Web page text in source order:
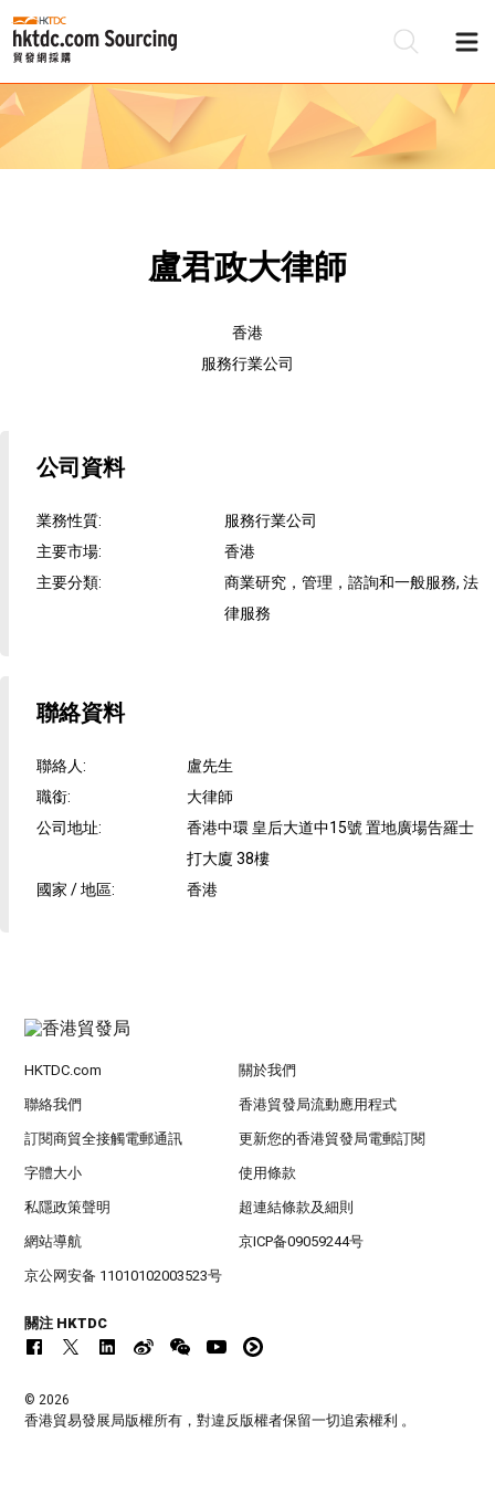
盧君政大律師
香港
服務行業公司
公司資料
業務性質:
服務行業公司
主要市場:
香港
主要分類:
商業研究，管理，諮詢和一般服務, 法
律服務
聯絡資料
聯絡人:
盧先生
職銜:
大律師
公司地址:
香港中環 皇后大道中15號 置地廣場告羅士
打大廈 38樓
國家 / 地區: 香港
HKTDC.com 關於我們
聯絡我們 香港貿發局流動應用程式
訂閱商貿全接觸電郵通訊 更新您的香港貿發局電郵訂閱
字體大小 使用條款
私隱政策聲明 超連結條款及細則
網站導航 京ICP备09059244号
京公网安备 11010102003523号
關注 HKTDC
© 2026
香港貿易發展局版權所有，對違反版權者保留一切追索權利 。